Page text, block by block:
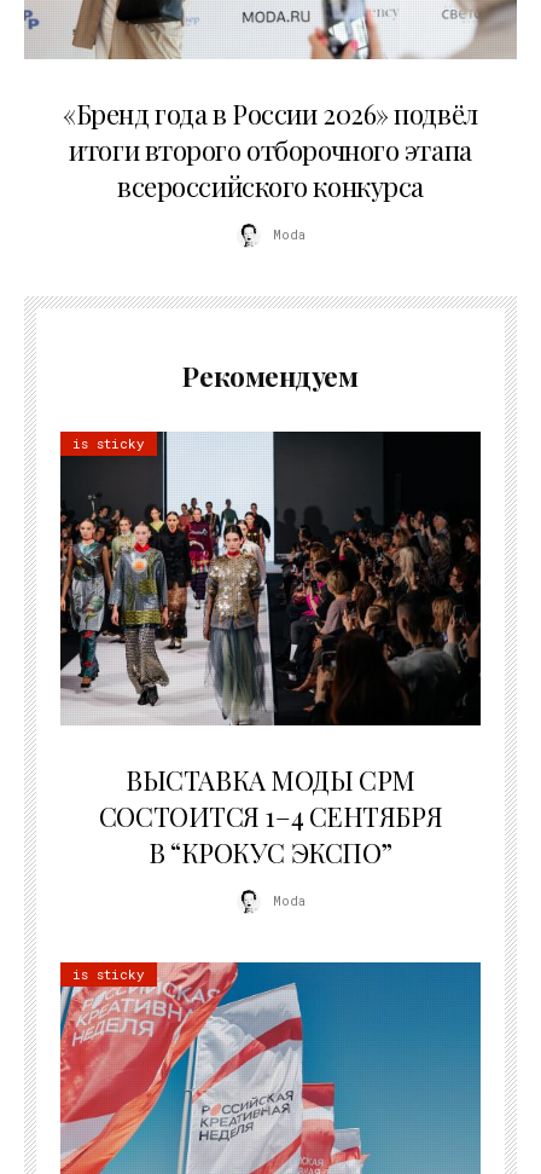
«Бренд года в России 2026» подвёл
итоги второго отборочного этапа
всероссийского конкурса
Moda
Рекомендуем
is sticky
ВЫСТАВКА МОДЫ CPM
СОСТОИТСЯ 1–4 СЕНТЯБРЯ
В “КРОКУС ЭКСПО”
Moda
is sticky